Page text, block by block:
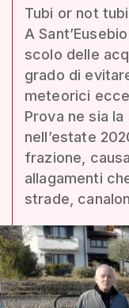
Tubi or not
A
scolo delle
grado di
meteorici
Prova ne sia
nell’estate
frazione,
allagamenti
strade,